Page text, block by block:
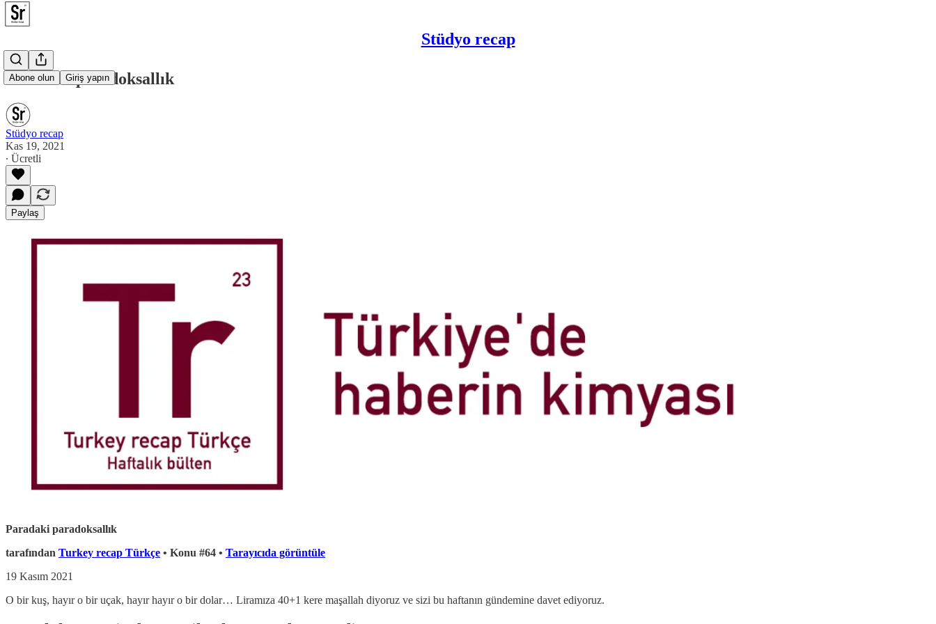
Stüdyo recap
Abone olun Giriş yapın
Paradaki paradoksallık
Stüdyo recap
Kas 19, 2021
∙ Ücretli
Paylaş
Paradaki paradoksallık
tarafından Turkey recap Türkçe • Konu #64 • Tarayıcıda görüntüle
19 Kasım 2021
O bir kuş, hayır o bir uçak, hayır hayır o bir dolar… Liramıza 40+1 kere maşallah diyoruz ve sizi bu haftanın gündemine davet ediyoruz.